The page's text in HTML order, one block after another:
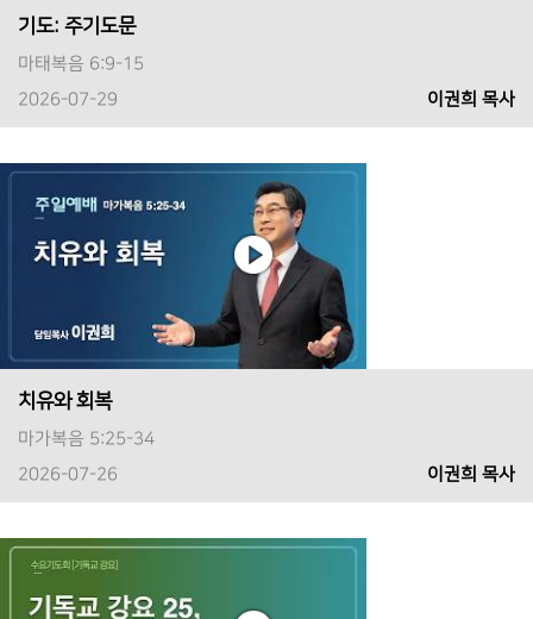
기도: 주기도문
마태복음 6:9-15
2026-07-29
이권희 목사
치유와 회복
마가복음 5:25-34
2026-07-26
이권희 목사